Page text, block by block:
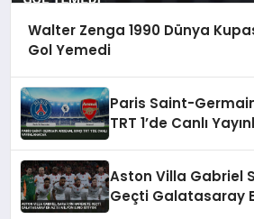
Walter Zenga 1990 Dünya
Gol Yemedi
Paris Saint-
TRT 1’de Canlı
Aston Villa Gabriel
Geçti Galatasaray